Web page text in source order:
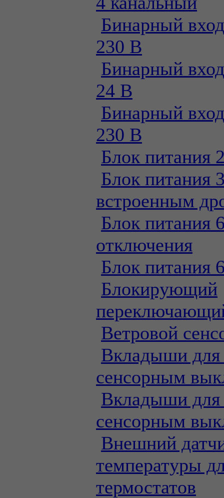
Бинарный
230 В
Бинарный
24 В
Бинарный
230 В
Блок питания
Блок питания
встроенным
Блок питания
отключения
Блок питания
Блокирующий
Ветровой
Вкладыши для
сенсорным
Вкладыши для
сенсорным
Внешний
температуры
термостатов